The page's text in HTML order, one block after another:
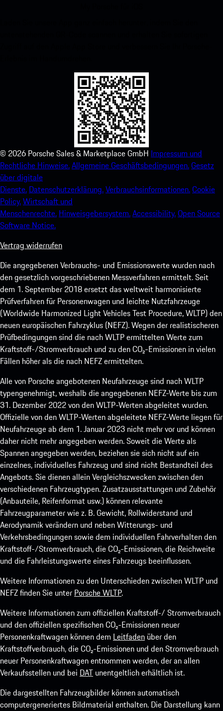
© 2026 Porsche Sales & Marketplace GmbH Impressum und
Rechtliche Hinweise.Allgemeine Geschäftsbedingungen.Gesetz
über digitale
Dienste. Datenschutzerklärung.Verbrauchsinformationen.Cookie
Policy.Wirtschaft und
Menschenrechte. Hinweisgebersystem.Accessibility.Open Source
Software Notice.
Vertrag widerrufen
Die angegebenen Verbrauchs- und Emissionswerte wurden nach
den gesetzlich vorgeschriebenen Messverfahren ermittelt. Seit
dem 1. September 2018 ersetzt das weltweit harmonisierte
Prüfverfahren für Personenwagen und leichte Nutzfahrzeuge
(Worldwide Harmonized Light Vehicles Test Procedure, WLTP) den
neuen europäischen Fahrzyklus (NEFZ). Wegen der realistischeren
Prüfbedingungen sind die nach WLTP ermittelten Werte zum
Kraftstoff-/Stromverbrauch und zu den CO₂-Emissionen in vielen
Fällen höher als die nach NEFZ ermittelten.
Alle von Porsche angebotenen Neufahrzeuge sind nach WLTP
typengenehmigt, weshalb die angegebenen NEFZ-Werte bis zum
31. Dezember 2022 von den WLTP-Werten abgeleitet wurden.
Offizielle von den WLTP-Werten abgeleitete NEFZ-Werte liegen für
Neufahrzeuge ab dem 1. Januar 2023 nicht mehr vor und können
daher nicht mehr angegeben werden. Soweit die Werte als
Spannen angegeben werden, beziehen sie sich nicht auf ein
einzelnes, individuelles Fahrzeug und sind nicht Bestandteil des
Angebots. Sie dienen allein Vergleichszwecken zwischen den
verschiedenen Fahrzeugtypen. Zusatzausstattungen und Zubehör
(Anbauteile, Reifenformat usw.) können relevante
Fahrzeugparameter wie z. B. Gewicht, Rollwiderstand und
Aerodynamik verändern und neben Witterungs- und
Verkehrsbedingungen sowie dem individuellen Fahrverhalten den
Kraftstoff-/Stromverbrauch, die CO₂-Emissionen, die Reichweite
und die Fahrleistungswerte eines Fahrzeugs beeinflussen.
Weitere Informationen zu den Unterschieden zwischen WLTP und
NEFZ finden Sie unter Porsche WLTP.
Weitere Informationen zum offiziellen Kraftstoff-/ Stromverbrauch
und den offiziellen spezifischen CO₂-Emissionen neuer
Personenkraftwagen können dem Leitfaden über den
Kraftstoffverbrauch, die CO₂-Emissionen und den Stromverbrauch
neuer Personenkraftwagen entnommen werden, der an allen
Verkaufsstellen und bei DAT unentgeltlich erhältlich ist.
Die dargestellten Fahrzeugbilder können automatisch
computergeneriertes Bildmaterial enthalten. Die Darstellung kann